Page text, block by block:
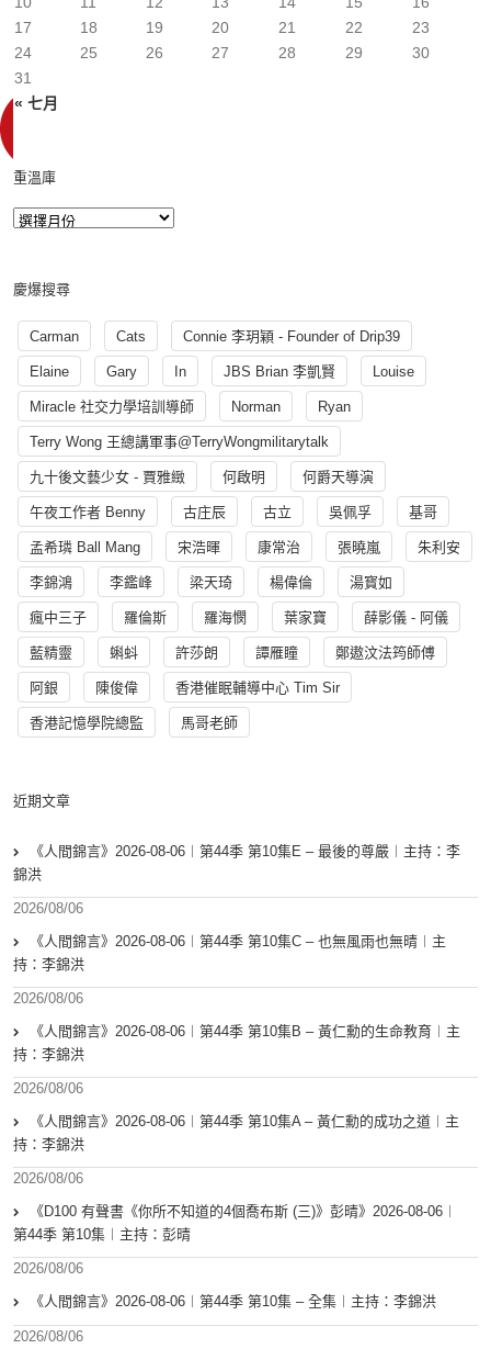
« 七月
17
18 19 20 21 22
23
24
25 26 27 28 29
30
31
重溫庫
慶爆搜尋
Carman Cats Connie 李玥穎 - Founder of Drip39
Elaine Gary In JBS Brian 李凱賢 Louise
Miracle 社交力學培訓導師 Norman Ryan
Terry Wong 王總講軍事@TerryWongmilitarytalk
九十後文藝少女 - 賈雅緻 何啟明 何爵天導演
午夜工作者 Benny 古庄辰 古立 吳佩孚 基哥
孟希璘 Ball Mang 宋浩暉 康常治 張曉嵐 朱利安
李錦鴻 李鑑峰 梁天琦 楊偉倫 湯寳如
瘋中三子 羅倫斯 羅海憫 葉家寶 薛影儀 - 阿儀
藍精靈 蝌蚪 許莎朗 譚雁瞳 鄭遨汶法筠師傅
阿銀 陳俊偉 香港催眠輔導中心 Tim Sir
香港記憶學院總監 馬哥老師
近期文章
《人間錦言》2026-08-06︱第44季 第10集E – 最後的尊嚴︱主持：李
錦洪
2026/08/06
《人間錦言》2026-08-06︱第44季 第10集C – 也無風雨也無晴︱主
持：李錦洪
2026/08/06
《人間錦言》2026-08-06︱第44季 第10集B – 黃仁勳的生命教育︱主
持：李錦洪
2026/08/06
《人間錦言》2026-08-06︱第44季 第10集A – 黃仁勳的成功之道︱主
持：李錦洪
2026/08/06
《D100 有聲書《你所不知道的4個喬布斯 (三)》彭晴》2026-08-06︱
第44季 第10集︱主持：彭晴
2026/08/06
《人間錦言》2026-08-06︱第44季 第10集 – 全集︱主持：李錦洪
2026/08/06